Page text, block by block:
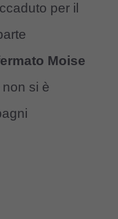
per il
Moise
non si è